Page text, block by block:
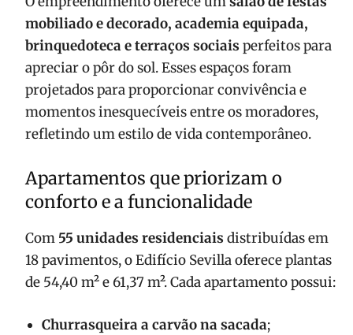
mobiliado e decorado, academia equipada,
brinquedoteca e terraços sociais perfeitos para
apreciar o pôr do sol. Esses espaços foram
projetados para proporcionar convivência e
momentos inesquecíveis entre os moradores,
refletindo um estilo de vida contemporâneo.
Apartamentos que priorizam o
conforto e a funcionalidade
Com 55 unidades residenciais distribuídas em
18 pavimentos, o Edifício Sevilla oferece plantas
de 54,40 m² e 61,37 m². Cada apartamento possui:
Churrasqueira a carvão na sacada;